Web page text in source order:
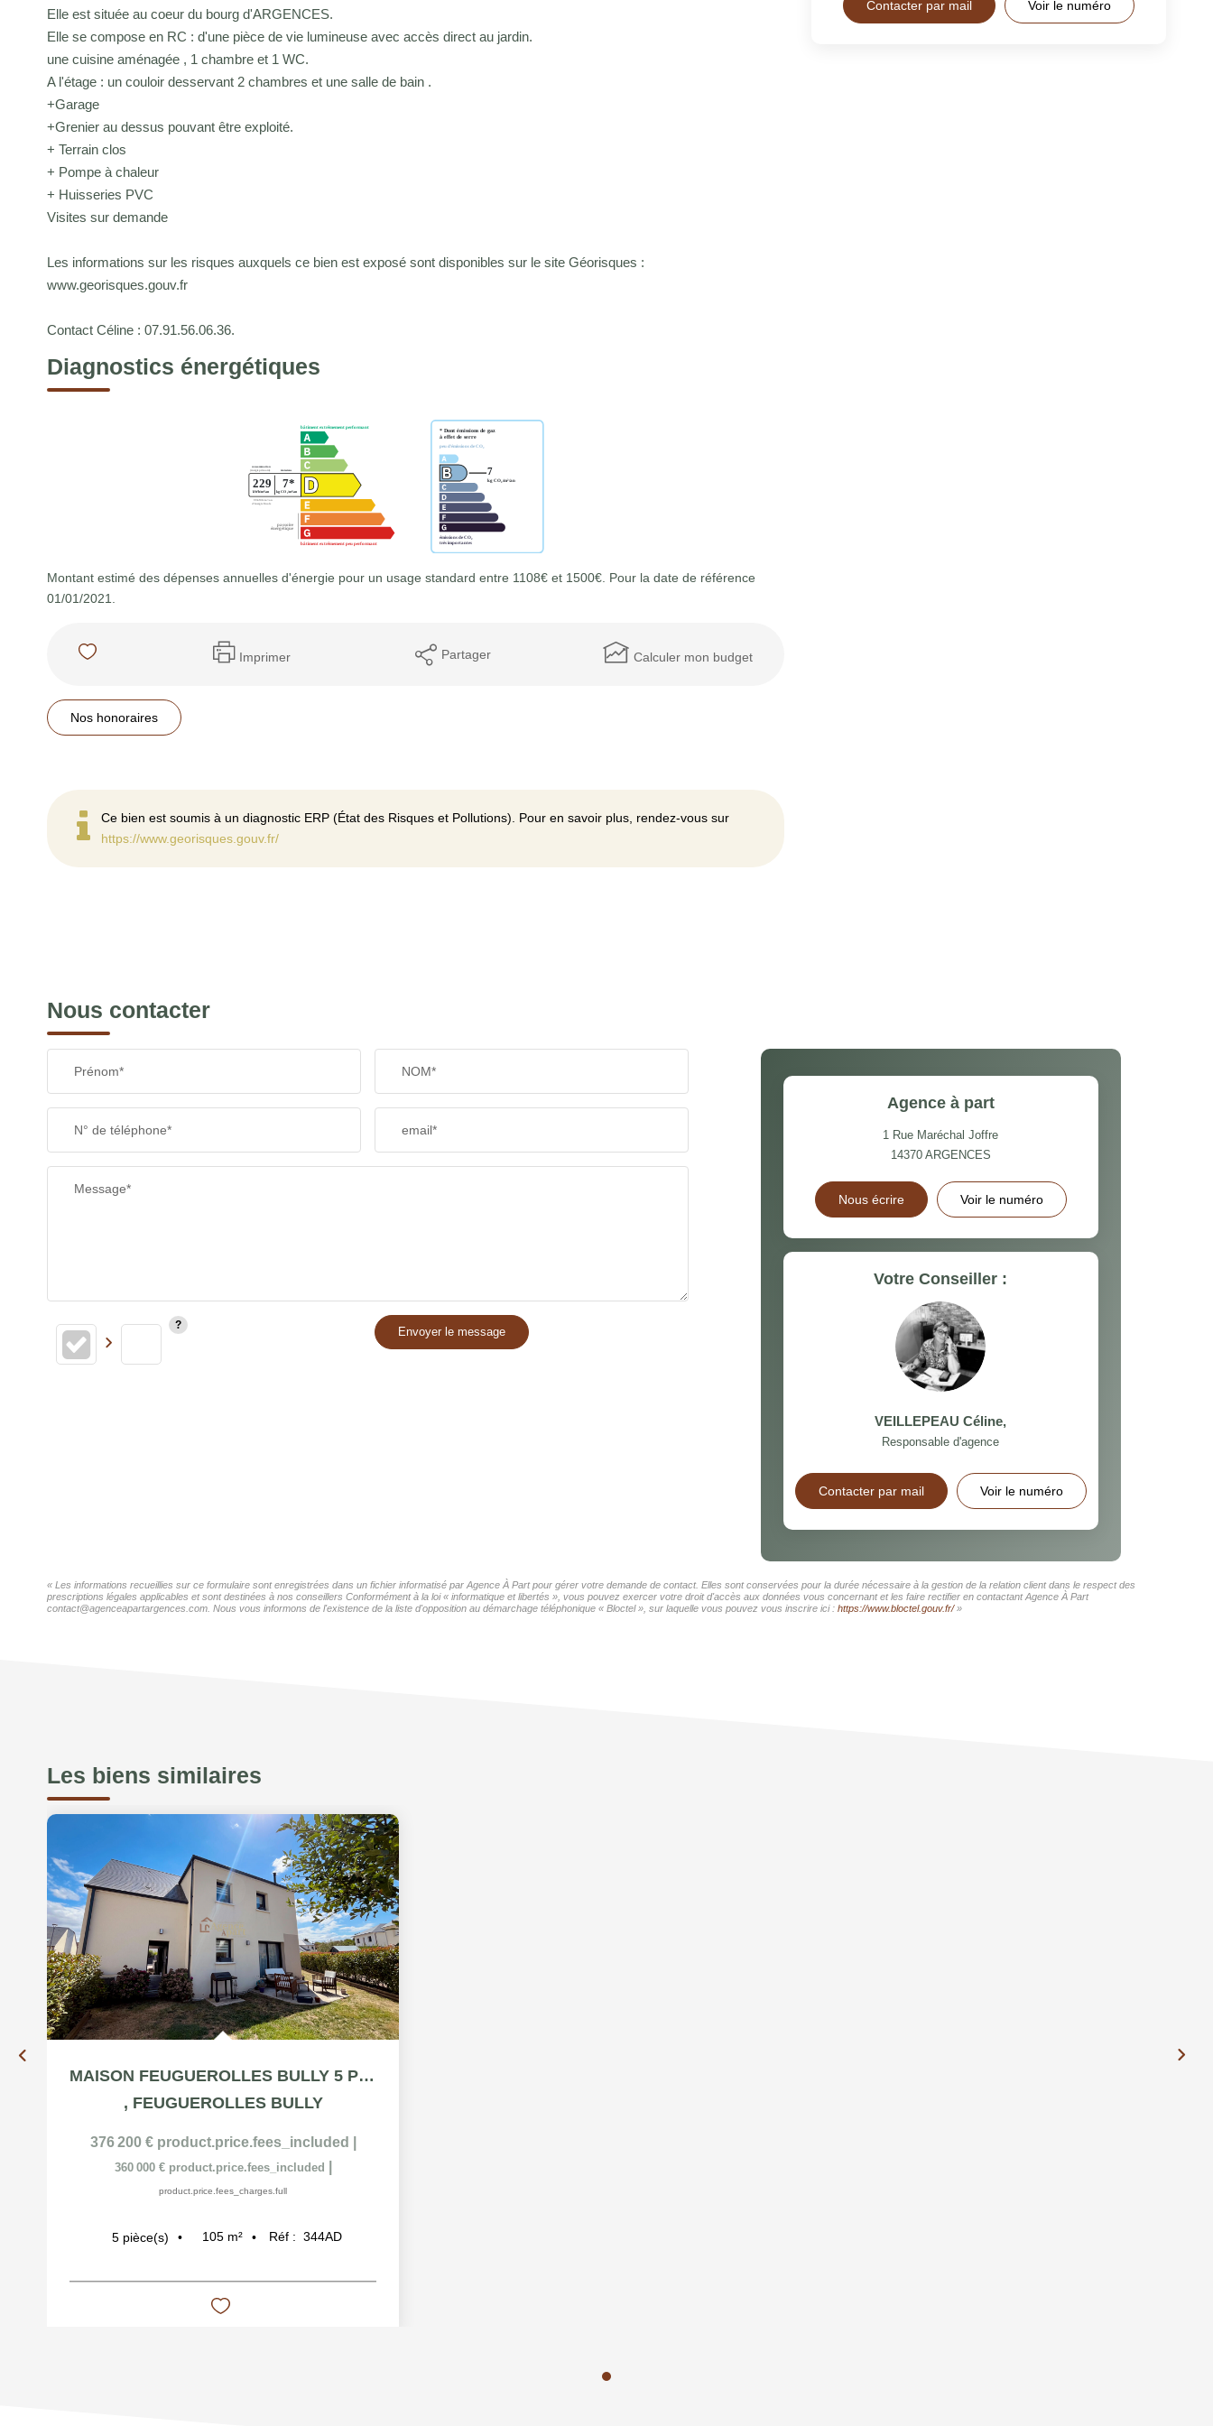
Elle est située au coeur du bourg d'ARGENCES.
Elle se compose en RC : d'une pièce de vie lumineuse avec accès direct au jardin.
une cuisine aménagée , 1 chambre et 1 WC.
A l'étage : un couloir desservant 2 chambres et une salle de bain .
+Garage
+Grenier au dessus pouvant être exploité.
+ Terrain clos
+ Pompe à chaleur
+ Huisseries PVC
Visites sur demande
Les informations sur les risques auxquels ce bien est exposé sont disponibles sur le site Géorisques :
www.georisques.gouv.fr
Contact Céline : 07.91.56.06.36.
Diagnostics énergétiques
Montant estimé des dépenses annuelles d'énergie pour un usage standard entre 1108€ et 1500€. Pour la date de référence
01/01/2021.
Imprimer Partager Calculer mon budget
Nos honoraires
Ce bien est soumis à un diagnostic ERP (État des Risques et Pollutions). Pour en savoir plus, rendez-vous sur
https://www.georisques.gouv.fr/
Contacter par mail Voir le numéro
Nous contacter
Prénom* NOM*
N° de téléphone* email*
Message*
Envoyer le message
Agence à part
1 Rue Maréchal Joffre
14370 ARGENCES
Nous écrire Voir le numéro
Votre Conseiller :
VEILLEPEAU Céline,
Responsable d'agence
Contacter par mail Voir le numéro
« Les informations recueillies sur ce formulaire sont enregistrées dans un fichier informatisé par Agence À Part pour gérer votre demande de contact. Elles sont conservées pour la durée nécessaire à la gestion de la relation client dans le respect des
prescriptions légales applicables et sont destinées à nos conseillers Conformément à la loi « informatique et libertés », vous pouvez exercer votre droit d'accès aux données vous concernant et les faire rectifier en contactant Agence À Part
contact@agenceapartargences.com. Nous vous informons de l'existence de la liste d'opposition au démarchage téléphonique « Bloctel », sur laquelle vous pouvez vous inscrire ici : https://www.bloctel.gouv.fr/»
Les biens similaires
MAISON FEUGUEROLLES BULLY 5 PIÈCES 105M²
, FEUGUEROLLES BULLY
376 200 € product.price.fees_included
360 000 € product.price.fees_included
product.price.fees_charges.full
5 pièce(s) 105 m² Réf : 344AD